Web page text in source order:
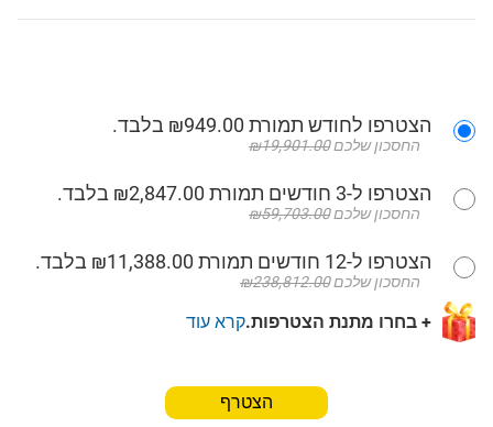
הצטרפו לחודש תמורת ₪949.00 בלבד.
החסכון שלכם₪19,901.00
הצטרפו ל-3 חודשים תמורת ₪2,847.00 בלבד.
החסכון שלכם₪59,703.00
הצטרפו ל-12 חודשים תמורת ₪11,388.00 בלבד.
החסכון שלכם₪238,812.00
+ בחרו מתנת הצטרפות.קרא עוד
הצטרף